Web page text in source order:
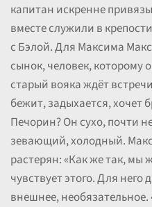
капитан искренне
вместе служили в
с Бэлой. Для Максима
сынок, человек, которому
старый вояка ждёт
бежит, задыхается, хочет
Печорин? Он сухо, почти
зевающий, холодный.
растерян: «Как же так, мы
чувствует этого. Для него
внешнее,